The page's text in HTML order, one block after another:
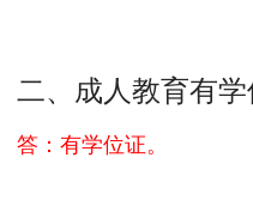
二、成人教育有学
答：有学位证。